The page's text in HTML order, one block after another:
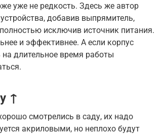
уже не редкость. Здесь же автор
добавив выпрямитель,
исключив источник питания.
и эффективнее. А если корпус
длительное время работы
↑
смотрелись в саду, их надо
акриловыми, но неплохо будут